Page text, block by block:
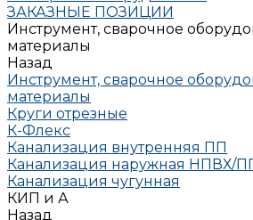
ЗАКАЗНЫЕ ПОЗИЦИИ
Инструмент, сварочное
материалы
Назад
Инструмент, сварочное
материалы
Круги отрезные
К-Флекс
Канализация внутренняя ПП
Канализация наружная НПВХ/
Канализация чугунная
КИП и А
Назад